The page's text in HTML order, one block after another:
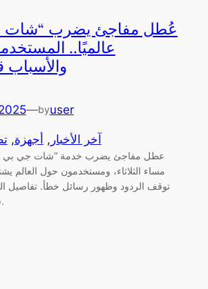
عُطل مفاجئ يضرب “شات
عالميًا..
والأسباب
—byuser
آخر الأخبار , أجهزة,
عطل مفاجئ يضرب خدمة “شات جي بي
توقف الردود وظهور رسائل خطأ. تفاصيل
في التقرير الكامل.